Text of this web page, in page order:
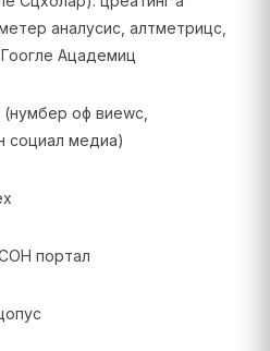
аналyсис, алтметрицс,
Ацадемиц
оф виеwс,
социал медиа)
портал